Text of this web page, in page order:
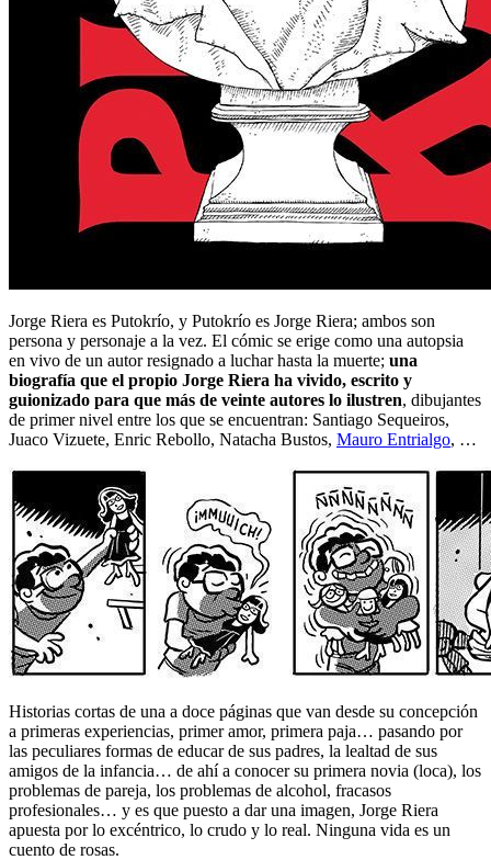
Jorge Riera es Putokrío, y Putokrío es Jorge Riera; ambos son
persona y personaje a la vez. El cómic se erige como una autopsia
en vivo de un autor resignado a luchar hasta la muerte; una
biografía que el propio Jorge Riera ha vivido, escrito y
guionizado para que más de veinte autores lo ilustren, dibujantes
de primer nivel entre los que se encuentran: Santiago Sequeiros,
Juaco Vizuete, Enric Rebollo, Natacha Bustos, Mauro Entrialgo, …
Historias cortas de una a doce páginas que van desde su concepción
a primeras experiencias, primer amor, primera paja… pasando por
las peculiares formas de educar de sus padres, la lealtad de sus
amigos de la infancia… de ahí a conocer su primera novia (loca), los
problemas de pareja, los problemas de alcohol, fracasos
profesionales… y es que puesto a dar una imagen, Jorge Riera
apuesta por lo excéntrico, lo crudo y lo real. Ninguna vida es un
cuento de rosas.